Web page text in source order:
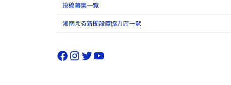
投稿募集一覧
湘南える新聞設置協力店一覧
Facebook
Instagram
Twitter
YouTube